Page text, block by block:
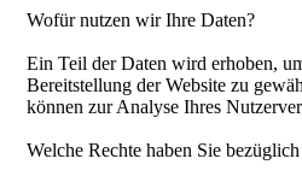
Wofür nutzen wir Ihre Daten?
Ein Teil der Daten wird erhoben,
Bereitstellung der Website zu
können zur Analyse Ihres
Welche Rechte haben Sie